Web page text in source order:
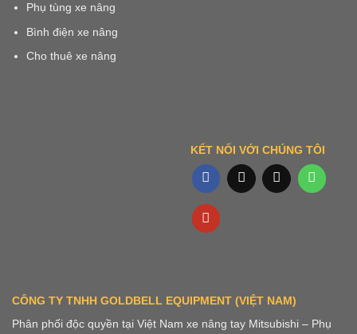
Phụ tùng xe nâng
Bình điện xe nâng
Cho thuê xe nâng
KẾT NỐI VỚI CHÚNG TÔI
CÔNG TY TNHH GOLDBELL EQUIPMENT (VIỆT NAM)
Phân phối độc quyền tại Việt Nam xe nâng tay Mitsubishi – Phụ